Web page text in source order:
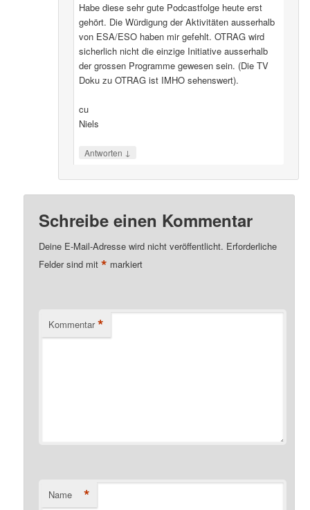
Habe diese sehr gute Podcastfolge heute erst
gehört. Die Würdigung der Aktivitäten ausserhalb
von ESA/ESO haben mir gefehlt. OTRAG wird
sicherlich nicht die einzige Initiative ausserhalb
der grossen Programme gewesen sein. (Die TV
Doku zu OTRAG ist IMHO sehenswert).
cu
Niels
Antworten ↓
Schreibe einen Kommentar
Deine E-Mail-Adresse wird nicht veröffentlicht. Erforderliche
Felder sind mit* markiert
Kommentar *
Name *